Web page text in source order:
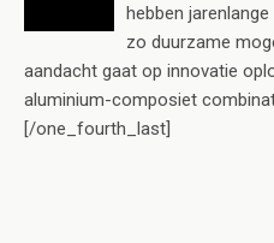
hebben
zo duurzame
aandacht gaat op innovatie
aluminium-composiet
[/one_fourth_last]